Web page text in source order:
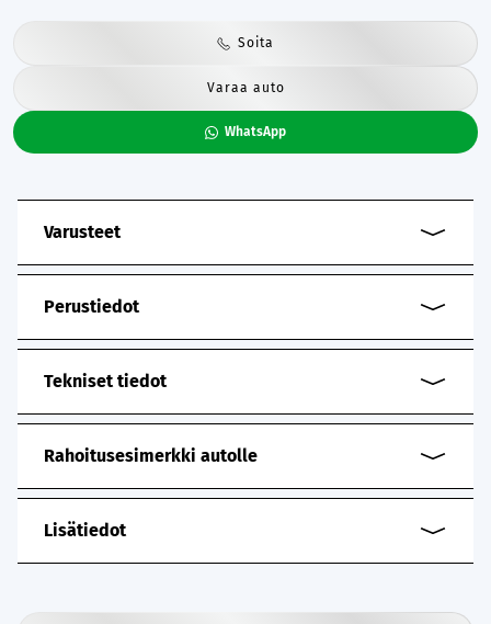
Soita
Varaa auto
WhatsApp
Varusteet
Perustiedot
Tekniset tiedot
Rahoitusesimerkki autolle
Lisätiedot